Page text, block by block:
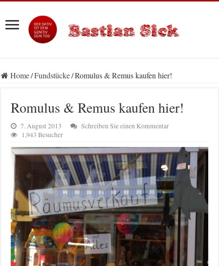
Home/Fundstücke/Romulus & Remus kaufen hier!
Romulus & Remus kaufen hier!
7. August 2013
Schreiben Sie einen Kommentar
1,943 Besucher